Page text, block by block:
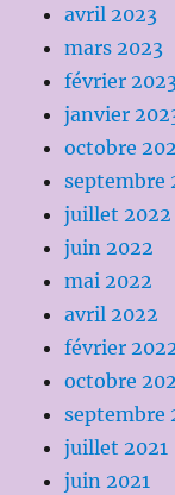
avril 2023
mars 2023
février
janvier
octobre
septembre
juillet 2022
juin 2022
mai 2022
avril 2022
février
octobre
septembre
juillet 2021
juin 2021